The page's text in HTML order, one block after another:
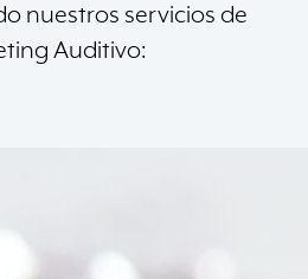
nuestros servicios de
Auditivo: